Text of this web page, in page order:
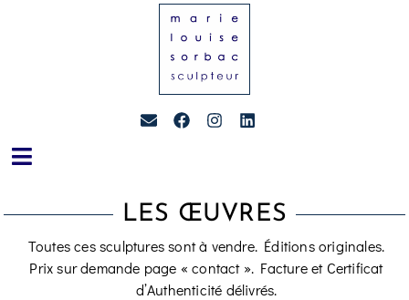
LES ŒUVRES
Toutes ces sculptures sont à vendre. Éditions originales.
Prix sur demande page « contact ». Facture et Certificat
d’Authenticité délivrés.